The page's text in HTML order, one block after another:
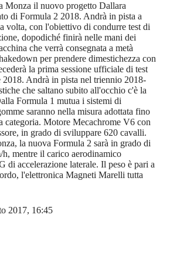
Monza il nuovo progetto Dallara
di Formula 2 2018. Andrà in pista a
volta, con l'obiettivo di condurre test di
dopodiché finirà nelle mani dei
che verrà consegnata a metà
per prendere dimestichezza con
la prima sessione ufficiale di test
2018. Andrà in pista nel triennio 2018-
che saltano subito all'occhio c'è la
Formula 1 mutua i sistemi di
saranno nella misura adottata fino
categoria. Motore Mecachrome V6 con
in grado di sviluppare 620 cavalli.
la nuova Formula 2 sarà in grado di
mentre il carico aerodinamico
di accelerazione laterale. Il peso è pari a
l'elettronica Magneti Marelli tutta
2017, 16:45